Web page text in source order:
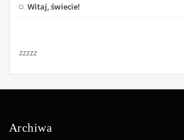
Witaj, świecie!
zzzzz
Archiwa